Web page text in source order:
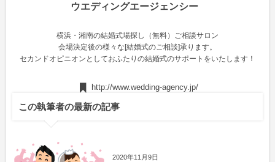
ウエディングエージェンシー
横浜・湘南の結婚式場探し（無料）ご相談サロン
会場決定後の様々な[結婚式のご相談]承ります。
セカンドオピニオンとしておふたりの結婚式のサポートをいたします！
http://www.wedding-agency.jp/
この執筆者の最新の記事
2020年11月9日